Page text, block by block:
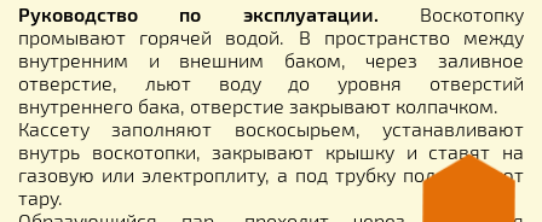
Руководство по эксплуатации. Воскотопку
промывают горячей водой. В пространство между
внутренним и внешним баком, через заливное
отверстие, льют воду до уровня отверстий
внутреннего бака, отверстие закрывают колпачком.
Кассету заполняют воскосырьем, устанавливают
внутрь воскотопки, закрывают крышку и ставят на
газовую или электроплиту, а под трубку подставляют
тару.